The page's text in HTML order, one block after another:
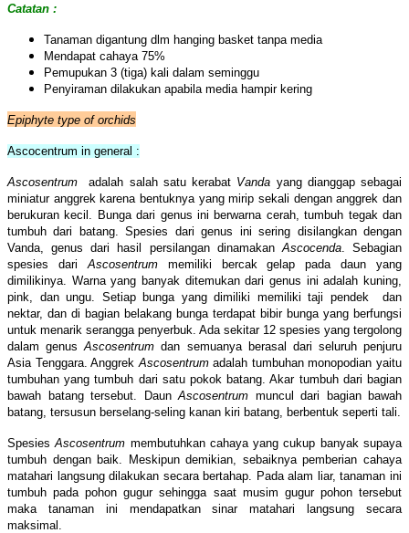
Catatan :
Tanaman digantung dlm hanging basket tanpa media
Mendapat cahaya 75%
Pemupukan 3 (tiga) kali dalam seminggu
Penyiraman dilakukan apabila media hampir kering
Epiphyte type of orchids
Ascocentrum in general :
Ascosentrum adalah salah satu kerabat Vanda yang dianggap sebagai
miniatur anggrek karena bentuknya yang mirip sekali dengan anggrek dan
berukuran kecil. Bunga dari genus ini berwarna cerah, tumbuh tegak dan
tumbuh dari batang. Spesies dari genus ini sering disilangkan dengan
Vanda, genus dari hasil persilangan dinamakan Ascocenda. Sebagian
spesies dari Ascosentrum memiliki bercak gelap pada daun yang
dimilikinya. Warna yang banyak ditemukan dari genus ini adalah kuning,
pink, dan ungu. Setiap bunga yang dimiliki memiliki taji pendek dan
nektar, dan di bagian belakang bunga terdapat bibir bunga yang berfungsi
untuk menarik serangga penyerbuk. Ada sekitar 12 spesies yang tergolong
dalam genusAscosentrumdan semuanya berasal dari seluruh penjuru
Asia Tenggara. Anggrek Ascosentrumadalah tumbuhan monopodian yaitu
tumbuhan yang tumbuh dari satu pokok batang. Akar tumbuh dari bagian
bawah batang tersebut. Daun Ascosentrum muncul dari bagian bawah
batang, tersusun berselang-seling kanan kiri batang, berbentuk seperti tali.
SpesiesAscosentrum membutuhkan cahaya yang cukup banyak supaya
tumbuh dengan baik. Meskipun demikian, sebaiknya pemberian cahaya
matahari langsung dilakukan secara bertahap. Pada alam liar, tanaman ini
tumbuh pada pohon gugur sehingga saat musim gugur pohon tersebut
maka tanaman ini mendapatkan sinar matahari langsung secara
maksimal.